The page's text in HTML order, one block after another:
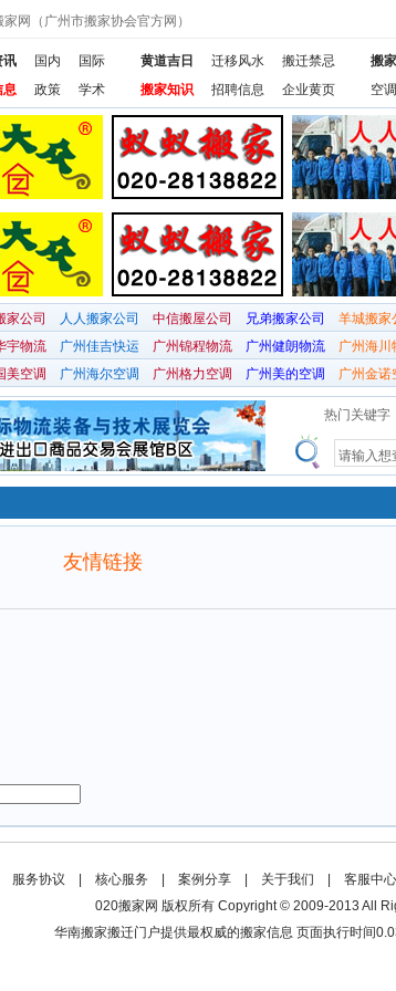
网（广州市搬家协会官方网）
讯 国内
国际
息
政策 学术
黄道吉日 迁移风水
搬迁禁忌
搬家知识
招聘信息 企业黄页
搬
空
家公司 人人搬家公司 中信搬屋公司 兄弟搬家公司 羊城搬家
宇物流 广州佳吉快运 广州锦程物流 广州健朗物流 广州海川
美空调 广州海尔空调 广州格力空调 广州美的空调 广州金诺
热门关键字
友情链接
服务协议 核心服务 案例分享 关于我们 客服中心
020搬家网 版权所有 Copyright © 2009-2013 All
华南搬家搬迁门户提供最权威的搬家信息 页面执行时间